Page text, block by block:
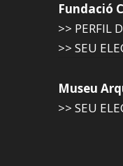
Fundació
>> PERFIL
>> SEU
Museu
>> SEU